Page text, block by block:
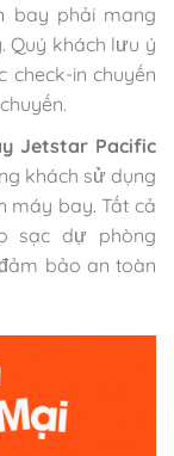
bay phải mang
Quý khách lưu ý
check-in chuyến
Jetstar Pacific
khách sử dụng
máy bay. Tất cả
sạc dự phòng
bảo an toàn